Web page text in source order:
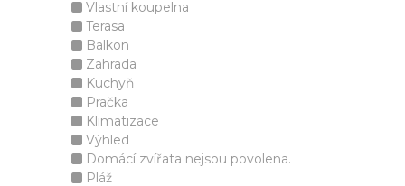
Vlastní koupelna
Terasa
Balkon
Zahrada
Kuchyň
Pračka
Klimatizace
Výhled
Domácí zvířata nejsou povolena.
Pláž